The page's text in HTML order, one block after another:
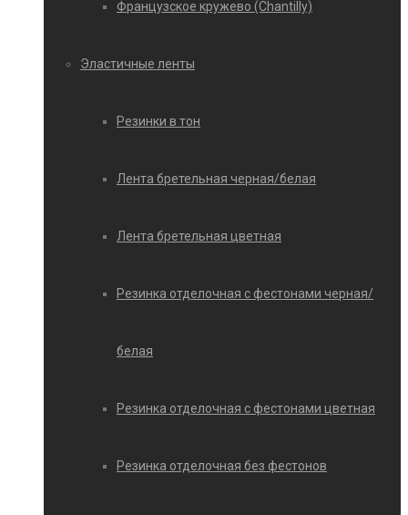
Французское кружево (Chantilly)
Эластичные ленты
Резинки в тон
Лента бретельная черная/белая
Лента бретельная цветная
Резинка отделочная с фестонами черная/
белая
Резинка отделочная с фестонами цветная
Резинка отделочная без фестонов